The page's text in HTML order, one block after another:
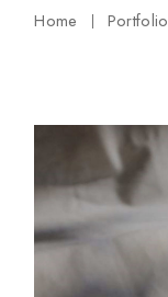
Home Portfolio